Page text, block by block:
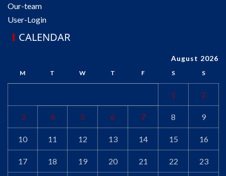
Our-team
User-Login
CALENDAR
August 2026
M T W T F S S
1 2
3 4 5 6 7 8 9
10 11 12 13 14 15 16
17 18 19 20 21 22 23